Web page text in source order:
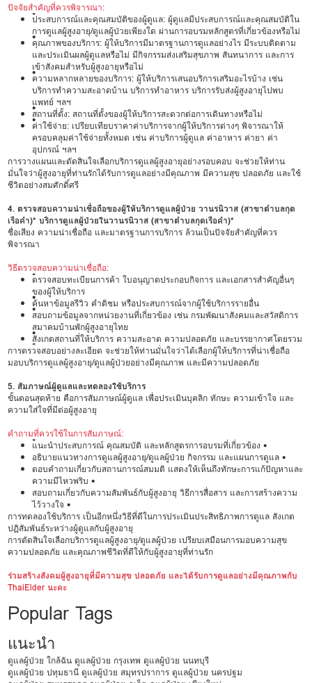
ปัจจัยสำคัญที่ควรพิจารณา:
•
ประสบการณ์และคุณสมบัติของผู้ดูแล: ผู้ดูแลมีประสบการณ์และคุณสมบัติใน
การดูแลผู้สูงอายุ/ดูแลผู้ป่วยเพียงใด ผ่านการอบรมหลักสูตรที่เกี่ยวข้องหรือไม่
•
คุณภาพของบริการ: ผู้ให้บริการมีมาตรฐานการดูแลอย่างไร มีระบบติดตาม
และประเมินผลผู้ดูแลหรือไม่ มีกิจกรรมส่งเสริมสุขภาพ สันทนาการ และการ
เข้าสังคมสำหรับผู้สูงอายุหรือไม่
•ความหลากหลายของบริการ: ผู้ให้บริการเสนอบริการเสริมอะไรบ้าง เช่น
บริการทำความสะอาดบ้าน บริการทำอาหาร บริการรับส่งผู้สูงอายุไปพบ
แพทย์ ฯลฯ
•
สถานที่ตั้ง: สถานที่ตั้งของผู้ให้บริการสะดวกต่อการเดินทางหรือไม่
•
ค่าใช้จ่าย: เปรียบเทียบราคาค่าบริการจากผู้ให้บริการต่างๆ พิจารณาให้
ครอบคลุมค่าใช้จ่ายทั้งหมด เช่น ค่าบริการผู้ดูแล ค่าอาหาร ค่ายา ค่า
อุปกรณ์ ฯลฯ
การวางแผนและตัดสินใจเลือกบริการดูแลผู้สูงอายุอย่างรอบคอบ จะช่วยให้ท่าน
มั่นใจว่าผู้สูงอายุที่ท่านรักได้รับการดูแลอย่างมีคุณภาพ มีความสุข ปลอดภัย และใช้
ชีวิตอย่างสมศักดิ์ศรี
4. ตรวจสอบความน่าเชื่อถือของผู้ให้บริการดูแลผู้ป่วย วานรนิวาส (สาขาตำบลกุด
เรือคำ)* บริการดูแลผู้ป่วยในวานรนิวาส (สาขาตำบลกุดเรือคำ)*
ชื่อเสียง ความน่าเชื่อถือ และมาตรฐานการบริการ ล้วนเป็นปัจจัยสำคัญที่ควร
พิจารณา
วิธีตรวจสอบความน่าเชื่อถือ:
•
ตรวจสอบทะเบียนการค้า ใบอนุญาตประกอบกิจการ และเอกสารสำคัญอื่นๆ
ของผู้ให้บริการ
•
ค้นหาข้อมูลรีวิว คำติชม หรือประสบการณ์จากผู้ใช้บริการรายอื่น
•
สอบถามข้อมูลจากหน่วยงานที่เกี่ยวข้อง เช่น กรมพัฒนาสังคมและสวัสดิการ
สมาคมบ้านพักผู้สูงอายุไทย
•
สังเกตสถานที่ให้บริการ ความสะอาด ความปลอดภัย และบรรยากาศโดยรวม
•
การตรวจสอบอย่างละเอียด จะช่วยให้ท่านมั่นใจว่าได้เลือกผู้ให้บริการที่น่าเชื่อถือ
มอบบริการดูแลผู้สูงอายุ/ดูแลผู้ป่วยอย่างมีคุณภาพ และมีความปลอดภัย
5. สัมภาษณ์ผู้ดูแลและทดลองใช้บริการ
ขั้นตอนสุดท้าย คือการสัมภาษณ์ผู้ดูแล เพื่อประเมินบุคลิก ทักษะ ความเข้าใจ และ
ความใส่ใจที่มีต่อผู้สูงอายุ
คำถามที่ควรใช้ในการสัมภาษณ์:
•
แนะนำประสบการณ์ คุณสมบัติ และหลักสูตรการอบรมที่เกี่ยวข้อง •
อธิบายแนวทางการดูแลผู้สูงอายุ/ดูแลผู้ป่วย กิจกรรม และแผนการดูแล •
ตอบคำถามเกี่ยวกับสถานการณ์สมมติ แสดงให้เห็นถึงทักษะการแก้ปัญหาและ
ความมีไหวพริบ •
สอบถามเกี่ยวกับความสัมพันธ์กับผู้สูงอายุ วิธีการสื่อสาร และการสร้างความ
ไว้วางใจ •
การทดลองใช้บริการ เป็นอีกหนึ่งวิธีที่ดีในการประเมินประสิทธิภาพการดูแล สังเกต
ปฏิสัมพันธ์ระหว่างผู้ดูแลกับผู้สูงอายุ
การตัดสินใจเลือกบริการดูแลผู้สูงอายุ/ดูแลผู้ป่วย เปรียบเสมือนการมอบความสุข
ความปลอดภัย และคุณภาพชีวิตที่ดีให้กับผู้สูงอายุที่ท่านรัก
ร่วมสร้างสังคมผู้สูงอายุที่มีความสุข ปลอดภัย และได้รับการดูแลอย่างมีคุณภาพกับ
ThaiElder นะคะ
Popular Tags
แนะนำ
ดูแลผู้ป่วย ใกล้ฉัน ดูแลผู้ป่วย กรุงเทพ ดูแลผู้ป่วย นนทบุรี
ดูแลผู้ป่วย ปทุมธานี ดูแลผู้ป่วย สมุทรปราการ ดูแลผู้ป่วย นครปฐม